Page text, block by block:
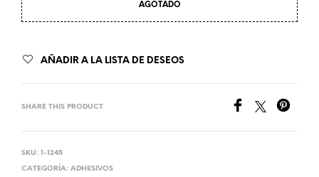
AGOTADO
AÑADIR A LA LISTA DE DESEOS
SHARE THIS PRODUCT
SKU: 1-1245
CATEGORÍA: ADHESIVOS